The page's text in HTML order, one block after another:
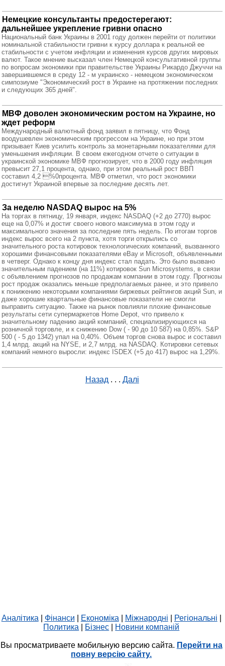
Немецкие консультанты предостерегают:
дальнейшее укрепление гривни опасно
Национальный банк Украины в 2001 году должен перейти от политики
номинальной стабильности гривни к курсу доллара к реальной ее
стабильности с учетом инфляции и изменения курсов других мировых
валют. Такое мнение высказал член Немецкой консультативной группы
по вопросам экономики при правительстве Украины Рикардо Джуччи на
завершившемся в среду 12 - м украинско - немецком экономическом
симпозиуме "Экономический рост в Украине на протяжении последних
и следующих 365 дней".
МВФ доволен экономическим ростом на Украине, но
ждет реформ
Международный валютный фонд заявил в пятницу, что Фонд
воодушевлен экономическим прогрессом на Украине, но при этом
призывает Киев усилить контроль за монетарными показателями для
уменьшения инфляции. В своем ежегодном отчете о ситуации в
украинской экономике МВФ прогнозирует, что в 2000 году инфляция
превысит 27,1 процента, однако, при этом реальный рост ВВП
составил 4,2 %0процента. МВФ отметил, что рост экономики
достигнут Украиной впервые за последние десять лет.
За неделю NASDAQ вырос на 5%
На торгах в пятницу, 19 января, индекс NASDAQ (+2 до 2770) вырос
еще на 0,07% и достиг своего нового максимума в этом году и
максимального значения за последние пять недель. По итогам торгов
индекс вырос всего на 2 пункта, хотя торги открылись со
значительного роста котировок технологических компаний, вызванного
хорошими финансовыми показателями eBay и Microsoft, объявленными
в четверг. Однако к концу дня индекс стал падать. Это было вызвано
значительным падением (на 11%) котировок Sun Microsystems, в связи
с объявлением прогнозов по продажам компании в этом году. Прогнозы
рост продаж оказались меньше предполагаемых ранее, и это привело
к понижению некоторыми компаниями биржевых рейтингов акций Sun, и
даже хорошие квартальные финансовые показатели не смогли
выправить ситуацию. Также на рынок повлияли плохие финансовые
результаты сети супермаркетов Home Depot, что привело к
значительному падению акций компаний, специализирующихся на
розничной торговле, и к снижению Dow ( - 90 до 10 587) на 0,85%. S&P
500 ( - 5 до 1342) упал на 0,40%. Объем торгов снова вырос и составил
1,4 млрд. акций на NYSE, и 2,7 млрд. на NASDAQ. Котировки сетевых
компаний немного выросли: индекс ISDEX (+5 до 417) вырос на 1,29%.
Назад . . . Далі
Аналітика Фінанси Економіка Міжнародні Регіональні
Политика
Бізнес Новини компаній
Вы просматриваете мобильную версию сайта. Перейти на
повну версію сайту.